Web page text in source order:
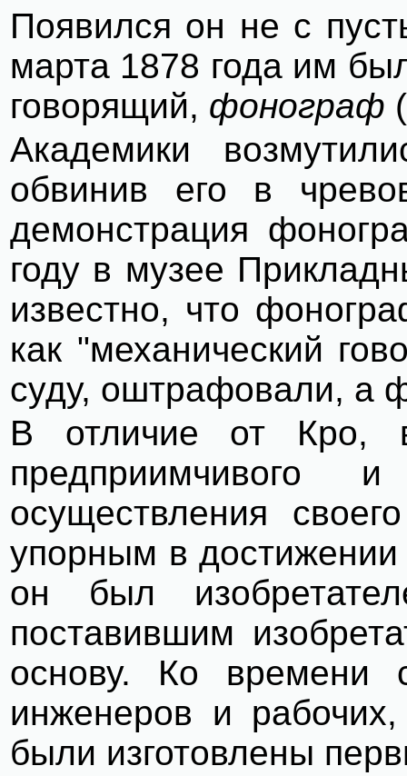
Появился он не с
марта 1878 года им
говорящий, фонограф (
Академики
обвинив его в
демонстрация
году в музее
известно, что
как "механический
суду, оштрафовали, а
В отличие от Кро,
осуществления
упорным в
он был
поставившим
основу. Ко времени
инженеров и
были изготовлены